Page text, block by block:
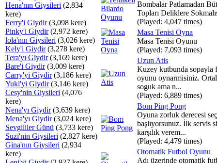
Hena'nın Giysileri (2,834
kere)
Ferry'i Giydir(3,098 kere)
Pinky'i Giydir(2,972 kere)
lola'nın Giysileri (3,026 kere)
Kely'i Giydir(3,278 kere)
Tera'yı Giydir(3,169 kere)
Bare'i Giydir(3,009 kere)
Carry'yi Giydir(3,186 kere)
Yuki'yi Giydir(3,146 kere)
Cesy'nin Giysileri (4,076
kere)
Nena'yı Giydir(3,639 kere)
Mena'yı Giydir(3,024 kere)
Sevgililer Günü (3,733 kere)
Suzi'nin Giysileri (2,827 kere)
Gina'nın Giysileri (2,934
kere)
Bombalar Patlamadan
Topları Deliklere
(Played: 4,047 times)
Masa Tenisi Oyna
Masa Tenisi Oyunu
(Played: 7,093 times)
Uzun Atis
Kuzey kutbunda sopayla
oyunu oynarmisiniz.
soguk ama n...
(Played: 6,889 times)
Bom Ping Pong
Oyuna zorluk derecesi
başlıyorsunuz. İlk servis
karşılık verem...
(Played: 4,479 times)
Otomatik Futbol Oyunu
Adı üzerinde otomatik